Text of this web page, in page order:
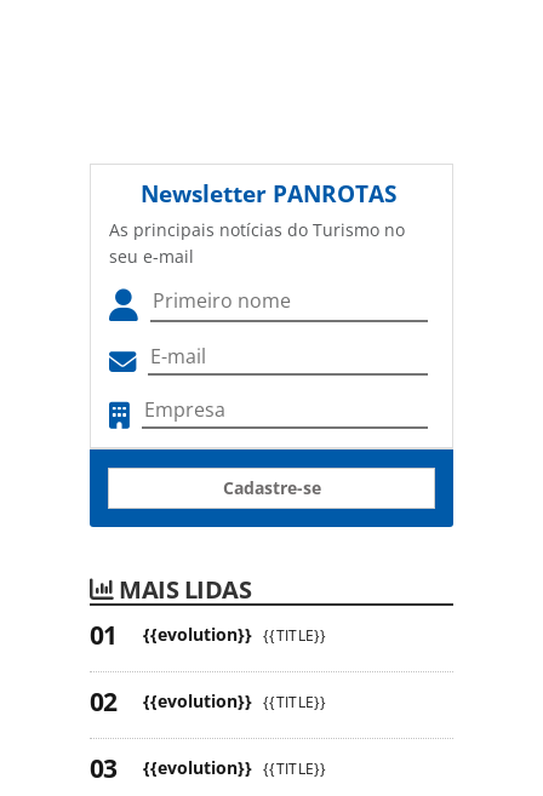
Newsletter PANROTAS
As principais notícias do Turismo no
seu e-mail
Cadastre-se
MAIS LIDAS
{{evolution}} {{TITLE}}
{{evolution}} {{TITLE}}
{{evolution}} {{TITLE}}